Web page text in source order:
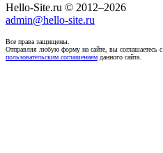
Hello-Site.ru © 2012–2026
admin@hello-site.ru
Все права защищены.
Отправляя любую форму на сайте, вы соглашаетесь с
пользовательским соглашением данного сайта.